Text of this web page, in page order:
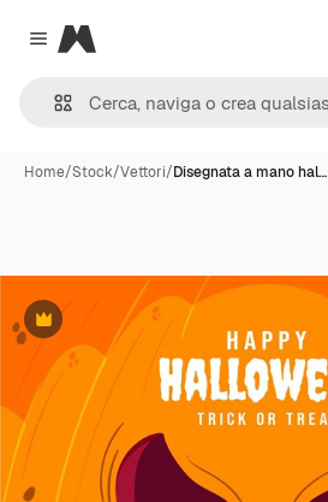
Close menu
Magnific
Home/Stock/Vettori/Disegnata a mano hal…
Premium